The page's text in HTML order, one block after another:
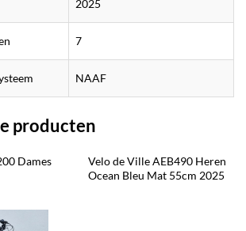
2025
7
NAAF
producten
Dames
Velo de Ville AEB490 Heren
Ocean Bleu Mat 55cm 2025